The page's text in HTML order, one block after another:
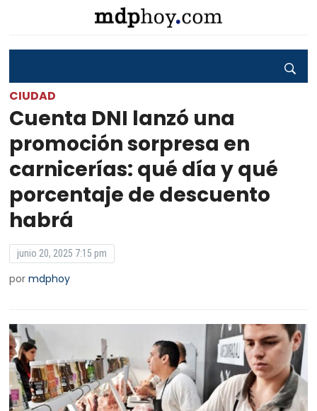
CIUDAD
Cuenta DNI lanzó una
promoción sorpresa en
carnicerías: qué día y qué
porcentaje de descuento
habrá
junio 20, 2025 7:15 pm
pormdphoy